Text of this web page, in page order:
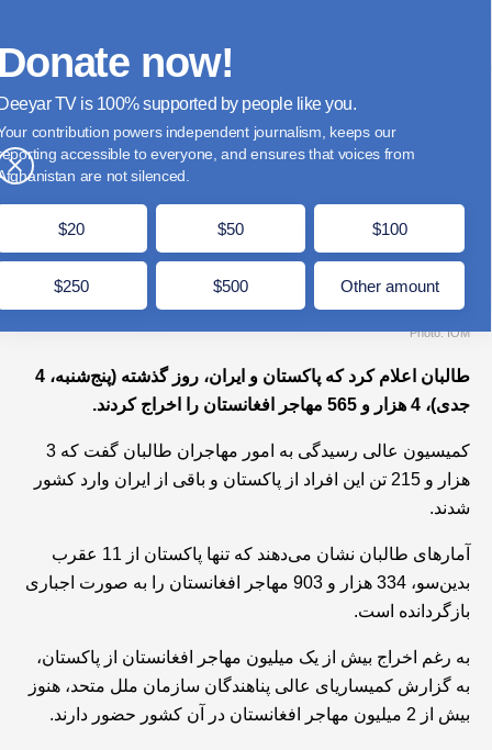
×
now!
TV is supported by people like you.
contribution powers independent journalism, keeps our
accessible to everyone, and ensures that voices from
are not silenced.
$20 $50 $100
$250 $500 Other amount
طالبان می‌گوید روز گذشته بیش از ۴ هزار مهاجر
از پاکستان و ایران برگشتند
Photo: IOM
طالبان اعلام کرد که پاکستان و ایران، روز گذشته (پنج‌شنبه، 4
جدی)، 4 هزار و 565 مهاجر افغانستان را اخراج کردند.
کمیسیون عالی رسیدگی به امور مهاجران طالبان گفت که 3
هزار و 215 تن این افراد از پاکستان و باقی از ایران وارد کشور
شدند.
آمارهای طالبان نشان می‌دهند که تنها پاکستان از 11 عقرب
بدین‌سو، 334 هزار و 903 مهاجر افغانستان را به صورت اجباری
بازگردانده است.
به رغم اخراج بیش از یک میلیون مهاجر افغانستان از پاکستان،
به گزارش کمیساریای عالی پناهندگان سازمان ملل متحد، هنوز
بیش از 2 میلیون مهاجر افغانستان در آن کشور حضور دارند.